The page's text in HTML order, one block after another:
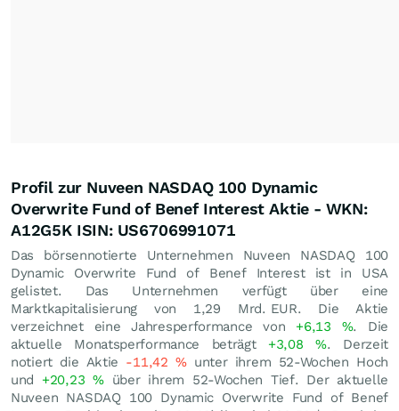
Profil zur Nuveen NASDAQ 100 Dynamic
Overwrite Fund of Benef Interest Aktie - WKN:
A12G5K ISIN: US6706991071
Das börsennotierte Unternehmen Nuveen NASDAQ 100
Dynamic Overwrite Fund of Benef Interest ist in USA
gelistet. Das Unternehmen verfügt über eine
Marktkapitalisierung von 1,29 Mrd. EUR. Die Aktie
verzeichnet eine Jahresperformance von +6,13 %. Die
aktuelle Monatsperformance beträgt +3,08%. Derzeit
notiert die Aktie -11,42 %unter ihrem 52-Wochen Hoch
und +20,23%über ihrem 52-Wochen Tief. Der aktuelle
Nuveen NASDAQ 100 Dynamic Overwrite Fund of Benef